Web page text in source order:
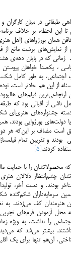
طبقاتی در میان کارگران و
این لحظه، بر خلاف
همان بورژواهای (اهل
از نمایش‌های برشت مانع از
زمانی که در پایان دهه‌ی
، یکصدا خواهان پیوستن
اجتماعی، به طور کامل
از این هم حادتر است.
ارتجاعی‌ترین فیلم‌های
ناشی از اقبالی بود که
دسته جشنواره‌های هنری‌ای
دولت‌های بورژوایی بودند.
است مضاف بر این‌که هر
و تقریبن تمام
کردند.
محصولاتشان را با حمایت
چشم‌انتظار دلالان
بودند. و دست آخر،
سرمایه‌داران شکم‌گنده
هنرمندان کف می‌زدند. به
محل آزمودن فرم‌های
را نداشت. به ویژه
بیشتر می‌شد که
آن‌هم تنها برای یک